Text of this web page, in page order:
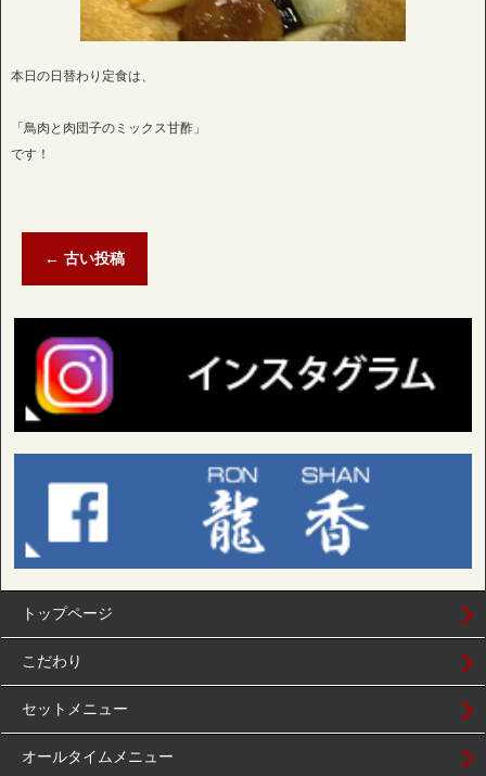
本日の日替わり定食は、
「鳥肉と肉団子のミックス甘酢」
です！
← 古い投稿
トップページ
こだわり
セットメニュー
オールタイムメニュー